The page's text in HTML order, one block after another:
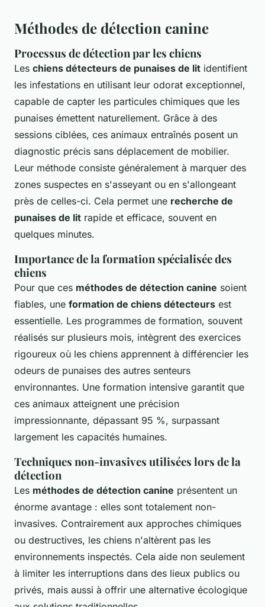
Méthodes de détection canine
Processus de détection par les chiens
Les chiens détecteurs de punaises de lit identifient
les infestations en utilisant leur odorat exceptionnel,
capable de capter les particules chimiques que les
punaises émettent naturellement. Grâce à des
sessions ciblées, ces animaux entraînés posent un
diagnostic précis sans déplacement de mobilier.
Leur méthode consiste généralement à marquer des
zones suspectes en s'asseyant ou en s'allongeant
près de celles-ci. Cela permet une recherche de
punaises de lit rapide et efficace, souvent en
quelques minutes.
Importance de la formation spécialisée des
chiens
Pour que ces méthodes de détection canine soient
fiables, une formation de chiens détecteurs est
essentielle. Les programmes de formation, souvent
réalisés sur plusieurs mois, intègrent des exercices
rigoureux où les chiens apprennent à différencier les
odeurs de punaises des autres senteurs
environnantes. Une formation intensive garantit que
ces animaux atteignent une précision
impressionnante, dépassant 95 %, surpassant
largement les capacités humaines.
Techniques non-invasives utilisées lors de la
détection
Les méthodes de détection canine présentent un
énorme avantage : elles sont totalement non-
invasives. Contrairement aux approches chimiques
ou destructives, les chiens n'altèrent pas les
environnements inspectés. Cela aide non seulement
à limiter les interruptions dans des lieux publics ou
privés, mais aussi à offrir une alternative écologique